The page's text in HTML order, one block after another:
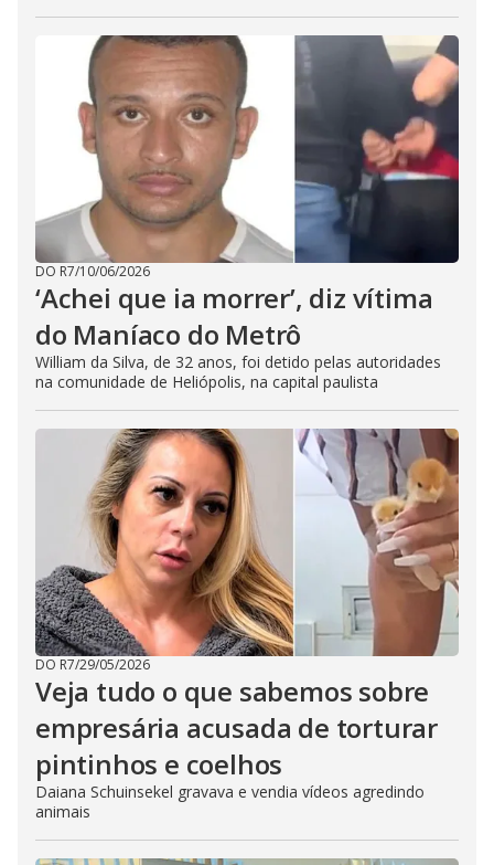
DO R7/10/06/2026
‘Achei que ia morrer’, diz vítima
do Maníaco do Metrô
William da Silva, de 32 anos, foi detido pelas autoridades
na comunidade de Heliópolis, na capital paulista
DO R7/29/05/2026
Veja tudo o que sabemos sobre
empresária acusada de torturar
pintinhos e coelhos
Daiana Schuinsekel gravava e vendia vídeos agredindo
animais